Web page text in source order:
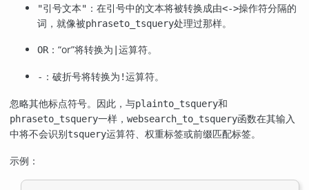
"引号文本" ：在引号中的文本将被转换成由<->操作符分隔的
词，就像被phraseto_tsquery处理过那样。
OR： “or”将转换为 运算符。
- ：破折号将转换为 !运算符。
忽略其他标点符号。因此，与plainto_tsquery和
phraseto_tsquery一样， websearch_to_tsquery函数在其输入
中将不会识别tsquery运算符、权重标签或前缀匹配标签。
示例：